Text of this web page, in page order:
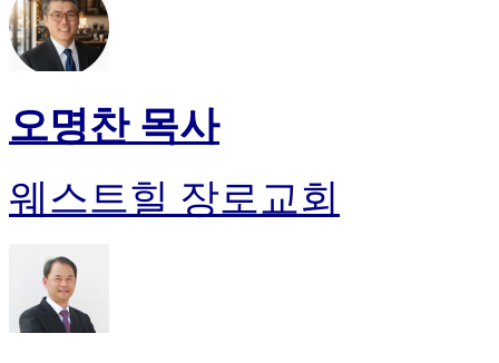
오명찬 목사
웨스트힐 장로교회